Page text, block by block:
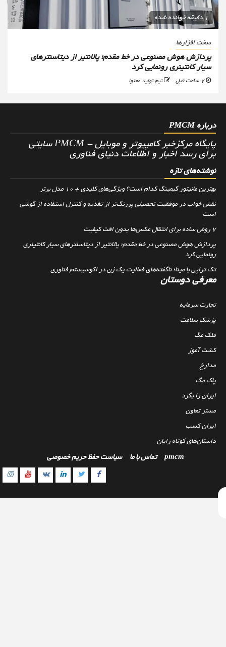
1 دقیقه خوانده شده
سخت افزارها
پردازش هوش مصنوعی در خط مقدم؛ پالانتیر از دیتاسنترهای
سیار کانتینری رونمایی کرد
تیم تولید محتوا
درباره PMCM
پایگاه مرکزخبر کامپیوتر و موبایل - PMCM سایتی
برای رسد اخبار و اطلاعات دنیای فناوری
نوشته‌های تازه
بهترین مانیتور گیمینگ کدام است؟ ویژگی‌های کلیدی + 10 مدل برتر
نقش خواب در موفقیت تحصیلی پررنگ‌تر از تغذیه و کنترل استفاده از گوشی
است
پردازش هوش مصنوعی در خط مقدم؛ پالانتیر از دیتاسنترهای سیار کانتینری
رونمایی کرد
تک تراپی با مینا؛ ناگفته‌های فعالیت یک زن در اکوسیستم فناوری
معرفی دوستان
تجارت سرمایه
پزشک سلامت
ملک مگ
کشت آموز
مدارخ
پاک مگ
ایران را بگرد
مستر تعاون
ایران کسب
داستان‌های کوتاه رایان
pmcm تماس با ما سیاست حفظ حریم خصوصی
Facebook
Twitter
Linkedin
VK